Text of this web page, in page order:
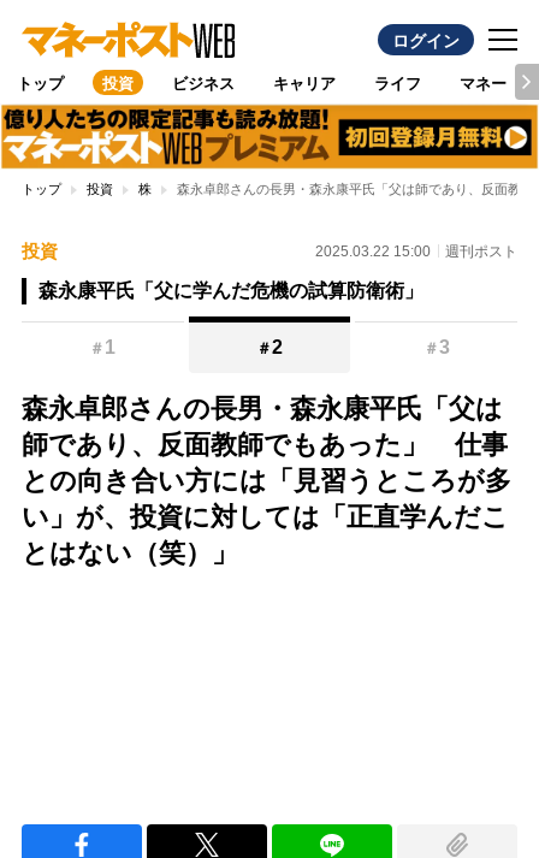
ログイン
トップ 投資 ビジネス キャリア ライフ マネー
トップ 投資 株 森永卓郎さんの長男・森永康平氏「父は師であり、反面教
投資 2025.03.22 15:00 週刊ポスト
森永康平氏「父に学んだ危機の試算防衛術」
＃ 1 ＃2 ＃3
森永卓郎さんの長男・森永康平氏「父は
師であり、反面教師でもあった」 仕事
との向き合い方には「見習うところが多
い」が、投資に対しては「正直学んだこ
とはない（笑）」